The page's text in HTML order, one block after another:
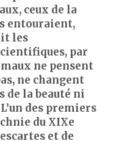
ceux de la
entouraient,
les
par
ne pensent
ne changent
de la beauté ni
des premiers
du XIXe
et de